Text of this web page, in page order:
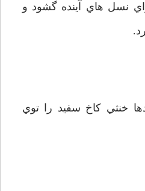
نسل هاي آينده گشود و
خنثي کاخ سفيد را توي